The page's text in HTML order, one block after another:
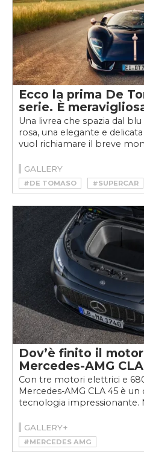
Ecco la prima De
serie. È
Una livrea che spazia dal
rosa, una elegante e
vuol richiamare il breve
GALLERY
#DE TOMASO #SUPERCAR
Dov’è finito il
Mercedes-AMG
Con tre motori elettrici e
Mercedes-AMG CLA 45 è
tecnologia impressionante.
GALLERY+
#MERCEDES AMG
#MERCEDES-AMG CLA 45